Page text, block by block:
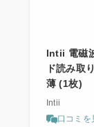
Intii 電磁
ド読み取
薄 (1枚)
Intii
口コミを